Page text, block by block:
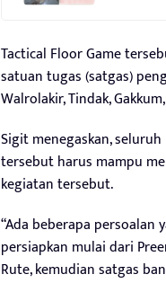
Tactical Floor Game
satuan tugas (satgas)
Walrolakir, Tindak,
Sigit menegaskan,
tersebut harus mampu
kegiatan tersebut.
“Ada beberapa
persiapkan mulai dari
Rute, kemudian satgas